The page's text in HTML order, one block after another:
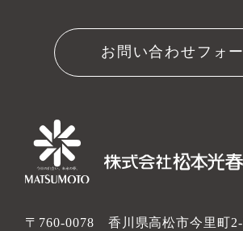
お問い合わせフォ
〒760-0078 香川県高松市今里町